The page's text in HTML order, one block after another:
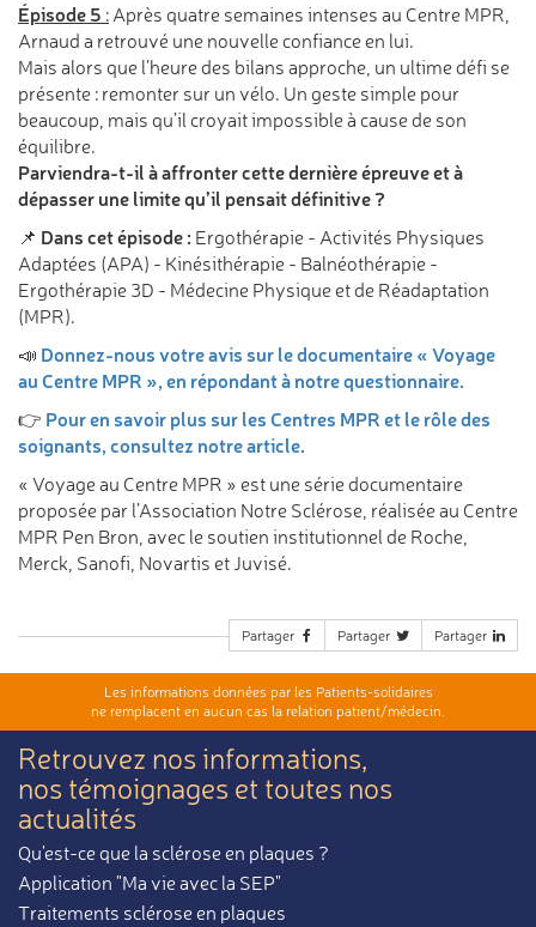
Épisode 5 :Après quatre semaines intenses au Centre MPR,
Arnaud a retrouvé une nouvelle confiance en lui.
Mais alors que l’heure des bilans approche, un ultime défi se
présente : remonter sur un vélo. Un geste simple pour
beaucoup, mais qu’il croyait impossible à cause de son
équilibre.
Parviendra-t-il à affronter cette dernière épreuve et à
dépasser une limite qu’il pensait définitive ?
📌 Dans cet épisode : Ergothérapie - Activités Physiques
Adaptées (APA) - Kinésithérapie - Balnéothérapie -
Ergothérapie 3D - Médecine Physique et de Réadaptation
(MPR).
📣 Donnez-nous votre avis sur le documentaire « Voyage
au Centre MPR », en répondant à notre questionnaire.
👉 Pour en savoir plus sur les Centres MPR et le rôle des
soignants, consultez notre article.
« Voyage au Centre MPR » est une série documentaire
proposée par l’Association Notre Sclérose, réalisée au Centre
MPR Pen Bron, avec le soutien institutionnel de Roche,
Merck, Sanofi, Novartis et Juvisé.
Partager Partager Partager
Les informations données par les Patients-solidaires
ne remplacent en aucun cas la relation patient/médecin.
Retrouvez nos informations,
nos témoignages et toutes nos
actualités
Qu'est-ce que la sclérose en plaques ?
Application "Ma vie avec la SEP"
Traitements sclérose en plaques